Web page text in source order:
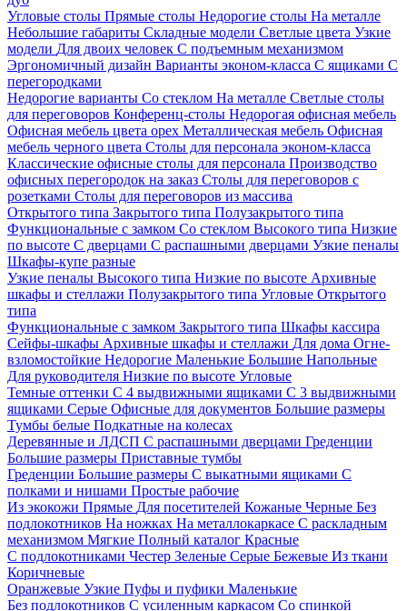
Угловые столы Прямые столы Недорогие столы На металле
Небольшие габариты Складные модели Светлые цвета Узкие
модели Для двоих человек С подъемным механизмом
Эргономичный дизайн Варианты эконом-класса С ящиками С
перегородками
Недорогие варианты Со стеклом На металле Светлые столы
для переговоров Конференц-столы Недорогая офисная мебель
Офисная мебель цвета орех Металлическая мебель Офисная
мебель черного цвета Столы для персонала эконом-класса
Классические офисные столы для персонала Производство
офисных перегородок на заказ Столы для переговоров с
розетками Столы для переговоров из массива
Открытого типа Закрытого типа Полузакрытого типа
Функциональные с замком Со стеклом Высокого типа Низкие
по высоте С дверцами С распашными дверцами Узкие пеналы
Шкафы-купе разные
Узкие пеналы Высокого типа Низкие по высоте Архивные
шкафы и стеллажи Полузакрытого типа Угловые Открытого
типа
Функциональные с замком Закрытого типа Шкафы кассира
Сейфы-шкафы Архивные шкафы и стеллажи Для дома Огне-
взломостойкие Недорогие Маленькие Большие Напольные
Для руководителя Низкие по высоте Угловые
Темные оттенки С 4 выдвижными ящиками С 3 выдвижными
ящиками Серые Офисные для документов Большие размеры
Тумбы белые Подкатные на колесах
Деревянные и ЛДСП С распашными дверцами Греденции
Большие размеры Приставные тумбы
Греденции Большие размеры С выкатными ящиками С
полками и нишами Простые рабочие
Из экокожи Прямые Для посетителей Кожаные Черные Без
подлокотников На ножках На металлокаркасе С раскладным
механизмом Мягкие Полный каталог Красные
С подлокотниками Честер Зеленые Серые Бежевые Из ткани
Коричневые
Оранжевые Узкие Пуфы и пуфики Маленькие
Без подлокотников С усиленным каркасом Со спинкой